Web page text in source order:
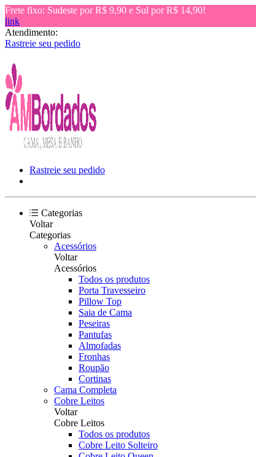
Frete fixo: Sudeste por R$ 9,90 e Sul por R$ 14,90!
link
Atendimento:
Rastreie seu pedido
Rastreie seu pedido
Categorias
Voltar
Categorias
Acessórios
Voltar
Acessórios
Todos os produtos
Porta Travesseiro
Pillow Top
Saia de Cama
Peseiras
Pantufas
Almofadas
Fronhas
Roupão
Cortinas
Cama Completa
Cobre Leitos
Voltar
Cobre Leitos
Todos os produtos
Cobre Leito Solteiro